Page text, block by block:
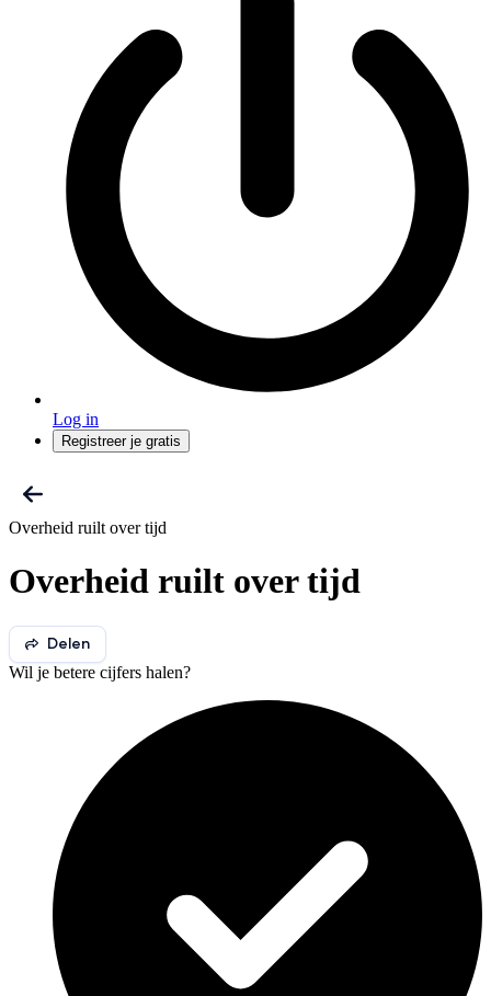
Log in
Registreer je gratis
Overheid ruilt over tijd
Overheid ruilt over tijd
Delen
Wil je betere cijfers halen?